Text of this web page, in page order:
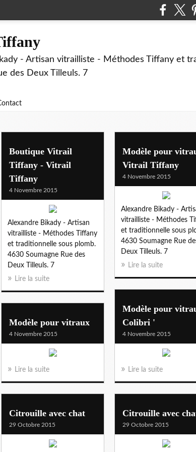
- Artisan vitrailliste - Méthodes Tiffany et
des Deux Tilleuls. 7
Boutique Vitrail
Tiffany - Vitrail
Tiffany
4 Novembre 2015
Alexandre Bikady - Artisan
vitrailliste - Méthodes Tiffany
et traditionnelle sous plomb.
4630 Soumagne Rue des
Deux Tilleuls. 7
Lire la suite
Modèle pour
Vitrail Tiffany
4 Novembre 2015
Alexandre Bikady -
vitrailliste - Méthodes
et traditionnelle sous
4630 Soumagne Rue
Deux Tilleuls. 7
Lire la suite
Modèle pour
Colibri '
4 Novembre 2015
Lire la suite
Modèle pour vitraux
4 Novembre 2015
Lire la suite
Citrouille avec chat
29 Octobre 2015
Citrouille avec
29 Octobre 2015